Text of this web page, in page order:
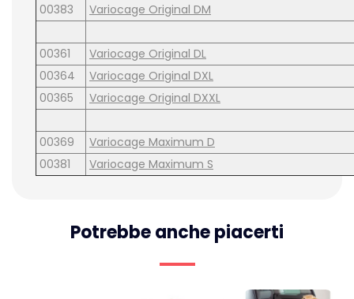
00383
Variocage Original DM
00361
Variocage Original DL
00364
Variocage Original DXL
00365
Variocage Original DXXL
00369
Variocage Maximum D
00381
Variocage Maximum S
Potrebbe anche piacerti